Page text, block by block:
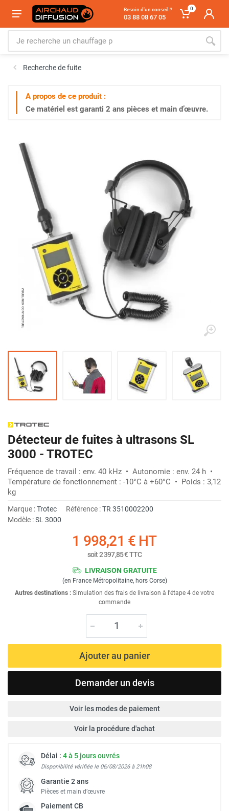
Besoin d'un conseil ?
03 88 08 67 05
0
Recherche de fuite
A propos de ce produit :
Ce matériel est garanti 2 ans pièces et main d’œuvre.
Détecteur de fuites à ultrasons SL
3000 - TROTEC
Fréquence de travail : env. 40 kHz • Autonomie : env. 24 h •
Température de fonctionnement : -10°C à +60°C • Poids : 3,12
kg
Marque :Trotec Référence :TR 3510002200
Modèle :SL 3000
1 998,21 € HT
soit2 397,85 €TTC
LIVRAISON GRATUITE
(en France Métropolitaine, hors Corse)
Autres destinations : Simulation des frais de livraison à l'étape 4 de votre
commande
Ajouter au panier
Demander un devis
Voir les modes de paiement
Voir la procédure d'achat
Délai : 4 à 5 jours ouvrés
Disponibilité vérifiée le 06/08/2026 à 21h08
Garantie 2 ans
Pièces et main d’œuvre
PaiementCB